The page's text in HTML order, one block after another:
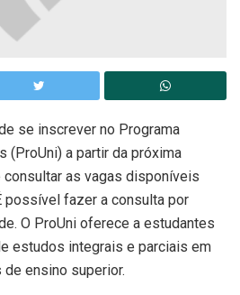
se inscrever no Programa
(ProUni) a partir da próxima
as vagas disponíveis
possível fazer a consulta por
O ProUni oferece a estudantes
estudos integrais e parciais em
ensino superior.